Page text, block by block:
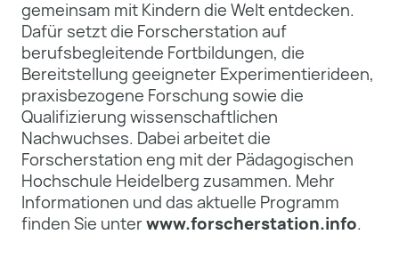
gemeinsam mit Kindern die Welt entdecken.
Dafür setzt die Forscherstation auf
berufsbegleitende Fortbildungen, die
Bereitstellung geeigneter Experimentierideen,
praxisbezogene Forschung sowie die
Qualifizierung wissenschaftlichen
Nachwuchses. Dabei arbeitet die
Forscherstation eng mit der Pädagogischen
Hochschule Heidelberg zusammen. Mehr
Informationen und das aktuelle Programm
finden Sie unterwww.forscherstation.info.